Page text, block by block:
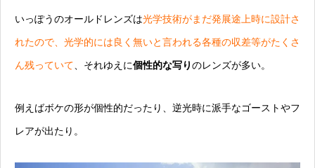
いっぽうのオールドレンズは光学技術がまだ発展途上時に設計さ
れたので、光学的には良く無いと言われる各種の収差等がたくさ
ん残っていて 、それゆえに個性的な写りのレンズが多い。
例えばボケの形が個性的だったり、逆光時に派手なゴーストやフ
レアが出たり。